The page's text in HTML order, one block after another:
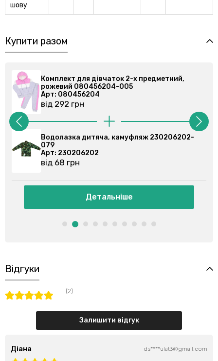
шову
Купити разом
предметний,
230206202-
Комплект для дівчаток 2-х
рожевий 080456204-005
Водолазка дитяча, сірий
Відгуки
(2)
Залишити відгук
Діана ds****ulat3@gmail.com